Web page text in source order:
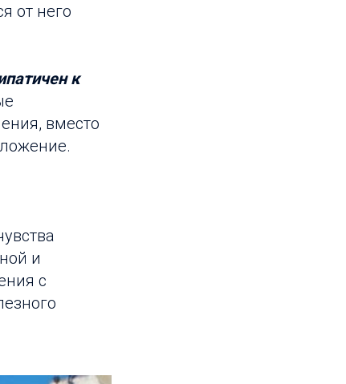
от него
к
вместо
и
с